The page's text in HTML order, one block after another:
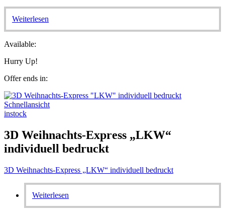
Weiterlesen
Available:
Hurry Up!
Offer ends in:
Schnellansicht
instock
3D Weihnachts-Express „LKW“
individuell bedruckt
3D Weihnachts-Express „LKW“ individuell bedruckt
Weiterlesen